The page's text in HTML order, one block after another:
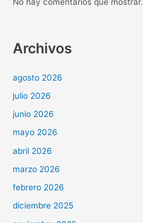
Archivos
agosto 2026
julio 2026
junio 2026
mayo 2026
abril 2026
marzo 2026
febrero 2026
diciembre 2025